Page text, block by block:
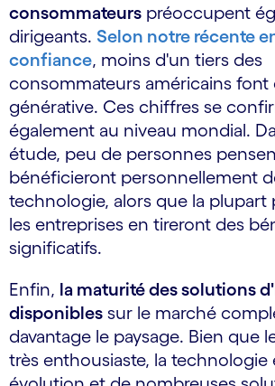
consommateurs préoccupent
dirigeants. Selon notre récente
confiance, moins d'un tiers des
consommateurs américains font
générative. Ces chiffres se
également au niveau mondial.
étude, peu de personnes
bénéficieront personnellement
technologie, alors que la plupart
les entreprises en tireront des
significatifs.
Enfin, la maturité des solutions
disponibles sur le marché
davantage le paysage. Bien que
très enthousiaste, la technologie